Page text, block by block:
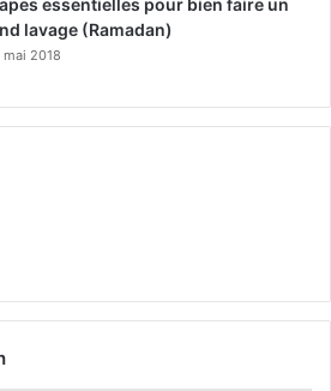
essentielles pour bien faire un
lavage (Ramadan)
mai 2018